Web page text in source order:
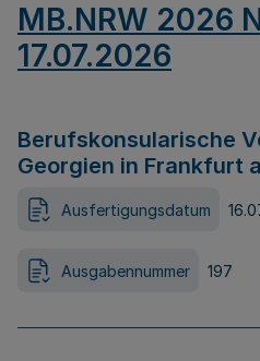
MB.NRW 2026
17.07.2026
Berufskonsularische
Georgien in Frankfurt
Ausfertigungsdatum
Ausgabennummer 197